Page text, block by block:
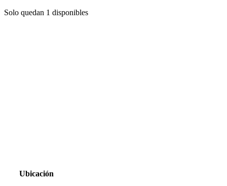
Solo quedan 1 disponibles
Ubicación